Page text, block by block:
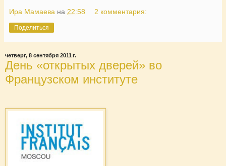
Ира Мамаева на 22:58 2 комментария:
Поделиться
четверг, 8 сентября 2011 г.
День «открытых дверей» во
Французском институте